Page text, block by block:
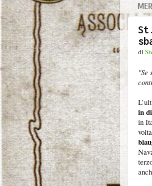
di
"Se
in
in